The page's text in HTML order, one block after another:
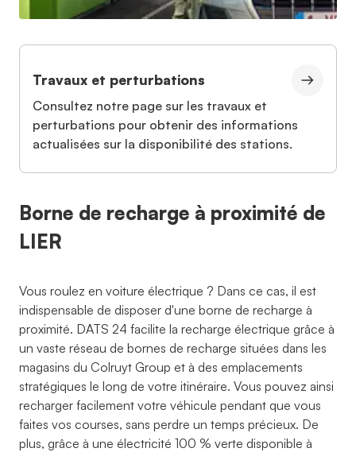
Travaux et perturbations
Consultez notre page sur les travaux et
perturbations pour obtenir des informations
actualisées sur la disponibilité des stations.
Borne de recharge à proximité de
LIER
Vous roulez en voiture électrique ? Dans ce cas, il est
indispensable de disposer d'une borne de recharge à
proximité. DATS 24 facilite la recharge électrique grâce à
un vaste réseau de bornes de recharge situées dans les
magasins du Colruyt Group et à des emplacements
stratégiques le long de votre itinéraire. Vous pouvez ainsi
recharger facilement votre véhicule pendant que vous
faites vos courses, sans perdre un temps précieux. De
plus, grâce à une électricité 100 % verte disponible à